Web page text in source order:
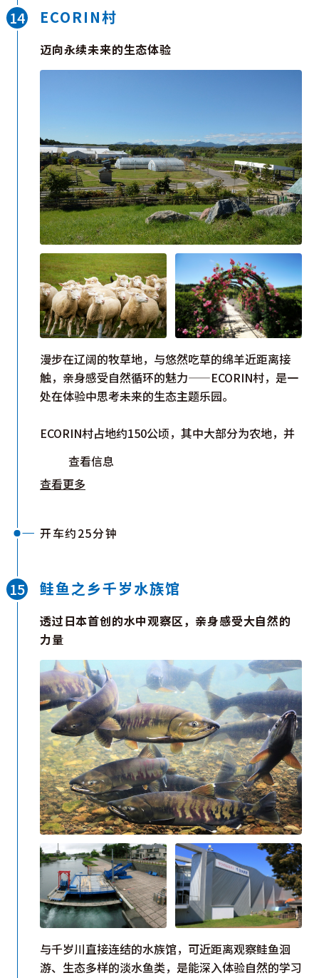
味。此外，园区内的特产商店还可购买北海道食材与
加工品。亲近自然、触摸作物的体验，必将成为旅程
中难忘的回忆。
ECORIN村
迈向永续未来的生态体验
漫步在辽阔的牧草地，与悠然吃草的绵羊近距离接
触，亲身感受自然循环的魅力——ECORIN村，是一
处在体验中思考未来的生态主题乐园。
ECORIN村占地约150公顷，其中大部分为农地，并
放牧多达1,000只绵羊。秉持“减轻环境负荷、贡献
永续社会”的理念，这个社区重视与自然的深度连
接。
多年来，园区致力于安全食材的生产、乳制品加工、
花卉栽培及餐厅运营，同时推动环保措施，如将餐厅
化碳排放的技术。
目前，游客可体验羊毛手作、森林游戏，还有园区的
明星景点——世界规模的“番茄森林”，以单株巨型
番茄树闻名，其壮观景象令人惊叹。园内餐厅“骆驼
轩”及迎宾中心提供北海道食材料理与购物体验。
未来，西侧区域将转型为以SDGs为主题的自然环境
体验学习场域，并引入更多环境教育空间与活动。
ECORIN村将持续进化，成为一处既能亲近北海道自
然，又能带走可持续生活灵感的理想旅行目的地。
查看信息
查看更多
开车约25分钟
鲑鱼之乡千岁水族馆
透过日本首创的水中观察区，亲身感受大自然的
力量
与千岁川直接连结的水族馆，可近距离观察鲑鱼洄
游、生态多样的淡水鱼类，是能深入体验自然的学习